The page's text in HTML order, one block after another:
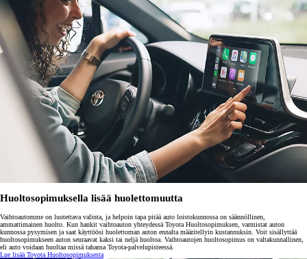
Huoltosopimuksella lisää huolettomuutta
Vaihtoautomme on luotettava valinta, ja helpoin tapa pitää auto loistokunnossa on säännöllinen,
ammattimainen huolto. Kun hankit vaihtoauton yhteydessä Toyota Huoltosopimuksen, varmistat auton
kunnossa pysymisen ja saat käyttöösi huolettoman auton ennalta määritellyin kustannuksin. Voit sisällyttää
huoltosopimukseen auton seuraavat kaksi tai neljä huoltoa. Vaihtoautojen huoltosopimus on valtakunnallinen,
eli auto voidaan huoltaa missä tahansa Toyota-palvelupisteessä.
Lue lisää Toyota Huoltosopimuksesta